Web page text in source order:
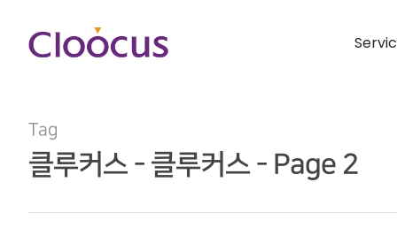
Tag
클루커스 - 클루커스 - Page 2